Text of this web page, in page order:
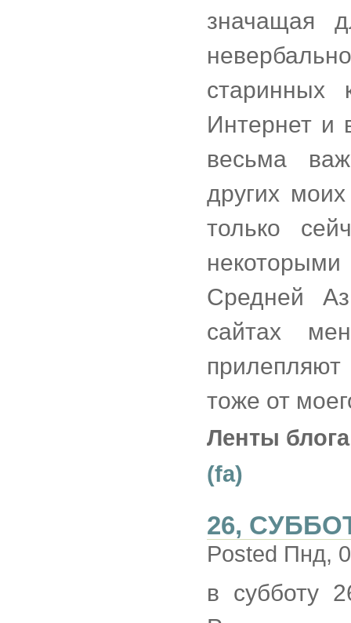
значащая
Интернет и
весьма
других
только
Средней
сайтах
тоже от
Ленты
(fa)
26,
Posted Пнд,
в субботу